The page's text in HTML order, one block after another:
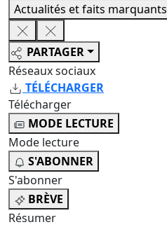
Actualités et faits marquants
PARTAGER
Réseaux sociaux
TÉLÉCHARGER
Télécharger
MODE LECTURE
Mode lecture
S'ABONNER
S'abonner
BRÈVE
Résumer